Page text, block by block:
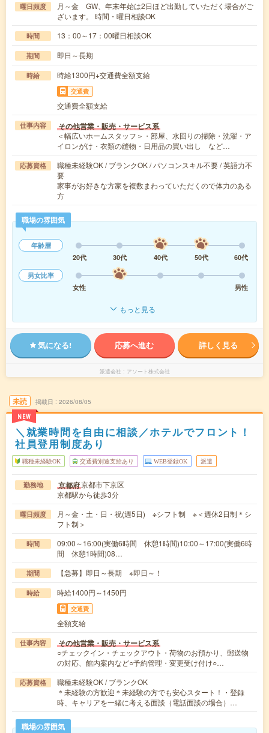
曜日頻度
月～金 GW、年末年始は2日ほど出勤していただく場合がご
ざいます。 時間・曜日相談OK
時間 13：00～17：00曜日相談OK
期間 即日～長期
時給 時給1300円+交通費全額支給
交通費
交通費全額支給
仕事内容 その他営業・販売・サービス系
＜幅広いホームスタッフ＞・部屋、水回りの掃除・洗濯・ア
イロンがけ・衣類の縫物・日用品の買い出し など…
応募資格
職種未経験OK / ブランクOK / パソコンスキル不要 / 英語力不
要
家事がお好きな方家を複数まわっていただくので体力のある
方
職場の雰囲気
年齢層
20代
30代 40代 50代
60代
男女比率
女性
男性
もっと見る
気になる! 応募へ進む 詳しく見る
派遣会社 アソート株式会社
未読
NEW
掲載日 2026/08/05
＼就業時間を自由に相談／ホテルでフロント！
社員登用制度あり
職種未経験OK 交通費別途支給あり WEB登録OK 派遣
勤務地 京都府京都市下京区
京都駅から徒歩3分
曜日頻度
月～金・土・日・祝(週5日) ※シフト制 ※＜週休2日制＊シ
フト制＞
時間
09:00～16:00(実働6時間 休憩1時間)10:00～17:00(実働6時
間 休憩1時間)08…
期間 【急募】即日～長期 ※即日～！
時給 時給1400円～1450円
交通費
全額支給
仕事内容 その他営業・販売・サービス系
○チェックイン・チェックアウト・荷物のお預かり、郵送物
の対応、館内案内など○予約管理・変更受け付け○…
応募資格
職種未経験OK / ブランクOK
＊未経験の方歓迎＊未経験の方でも安心スタート！・登録
時、キャリアを一緒に考える面談（電話面談の場合）…
職場の雰囲気